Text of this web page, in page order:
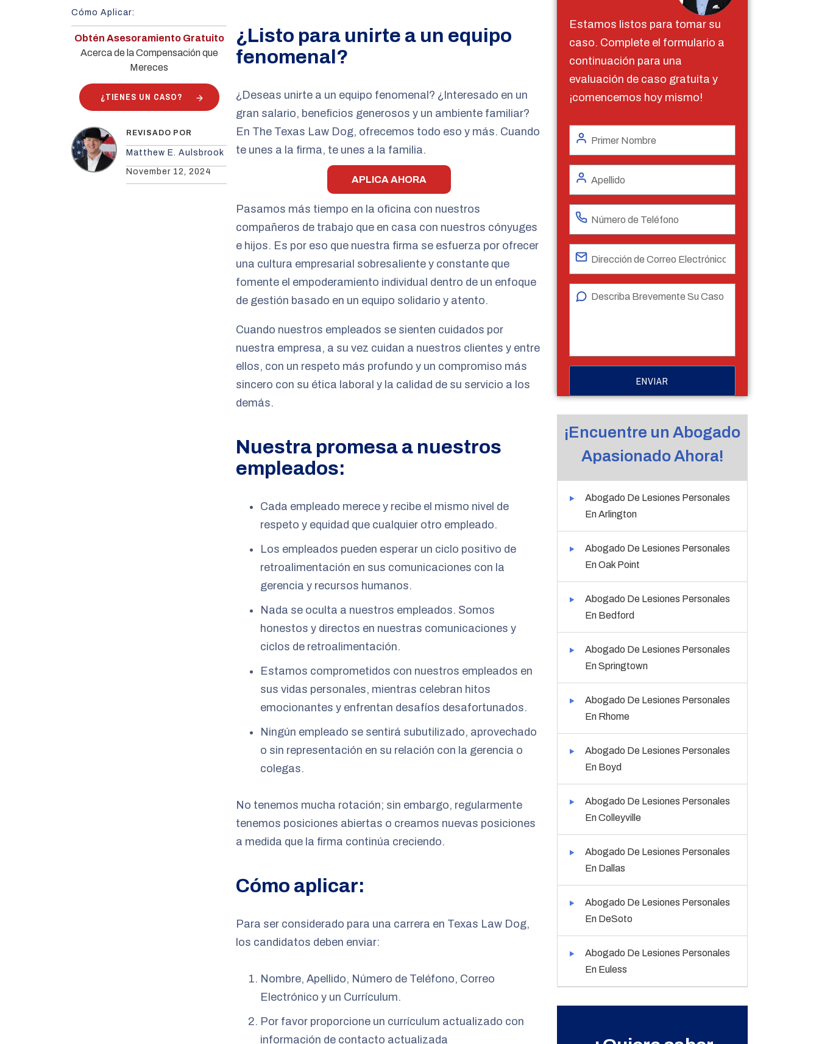
Cómo Aplicar:
Obtén Asesoramiento Gratuito
Acerca de la Compensación que
Mereces
¿TIENES UN CASO?
REVISADO POR
Matthew E. Aulsbrook
November 12, 2024
¿Listo para unirte a un equipo
fenomenal?
¿Deseas unirte a un equipo fenomenal? ¿Interesado en un
gran salario, beneficios generosos y un ambiente familiar?
En The Texas Law Dog, ofrecemos todo eso y más. Cuando
te unes a la firma, te unes a la familia.
APLICA AHORA
Pasamos más tiempo en la oficina con nuestros
compañeros de trabajo que en casa con nuestros cónyuges
e hijos. Es por eso que nuestra firma se esfuerza por ofrecer
una cultura empresarial sobresaliente y constante que
fomente el empoderamiento individual dentro de un enfoque
de gestión basado en un equipo solidario y atento.
Cuando nuestros empleados se sienten cuidados por
nuestra empresa, a su vez cuidan a nuestros clientes y entre
ellos, con un respeto más profundo y un compromiso más
sincero con su ética laboral y la calidad de su servicio a los
demás.
Nuestra promesa a nuestros
empleados:
Cada empleado merece y recibe el mismo nivel de
respeto y equidad que cualquier otro empleado.
Los empleados pueden esperar un ciclo positivo de
retroalimentación en sus comunicaciones con la
gerencia y recursos humanos.
Nada se oculta a nuestros empleados. Somos
honestos y directos en nuestras comunicaciones y
ciclos de retroalimentación.
Estamos comprometidos con nuestros empleados en
sus vidas personales, mientras celebran hitos
emocionantes y enfrentan desafíos desafortunados.
Ningún empleado se sentirá subutilizado, aprovechado
o sin representación en su relación con la gerencia o
colegas.
No tenemos mucha rotación; sin embargo, regularmente
tenemos posiciones abiertas o creamos nuevas posiciones
a medida que la firma continúa creciendo.
Cómo aplicar:
Para ser considerado para una carrera en Texas Law Dog,
los candidatos deben enviar:
Nombre, Apellido, Número de Teléfono, Correo
Electrónico y un Currículum.
Por favor proporcione un currículum actualizado con
información de contacto actualizada
Estamos listos para tomar su
caso. Complete el formulario a
continuación para una
evaluación de caso gratuita y
¡comencemos hoy mismo!
¡Encuentre un Abogado
Apasionado Ahora!
Abogado De Lesiones Personales
En Arlington
Abogado De Lesiones Personales
En Oak Point
Abogado De Lesiones Personales
En Bedford
Abogado De Lesiones Personales
En Springtown
Abogado De Lesiones Personales
En Rhome
Abogado De Lesiones Personales
En Boyd
Abogado De Lesiones Personales
En Colleyville
Abogado De Lesiones Personales
En Dallas
Abogado De Lesiones Personales
En DeSoto
Abogado De Lesiones Personales
En Euless